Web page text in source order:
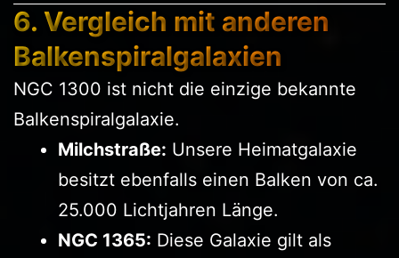
6. Vergleich mit anderen
Balkenspiralgalaxien
NGC 1300 ist nicht die einzige bekannte
Balkenspiralgalaxie.
Milchstraße: Unsere Heimatgalaxie
besitzt ebenfalls einen Balken von ca.
25.000 Lichtjahren Länge.
NGC 1365: Diese Galaxie gilt als